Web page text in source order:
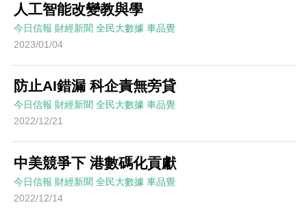
人工智能改變教與學
今日信報 財經新聞 全民大數據 車品覺
2023/01/04
防止AI錯漏 科企責無旁貸
今日信報 財經新聞 全民大數據 車品覺
2022/12/21
中美競爭下 港數碼化貢獻
今日信報 財經新聞 全民大數據 車品覺
2022/12/14